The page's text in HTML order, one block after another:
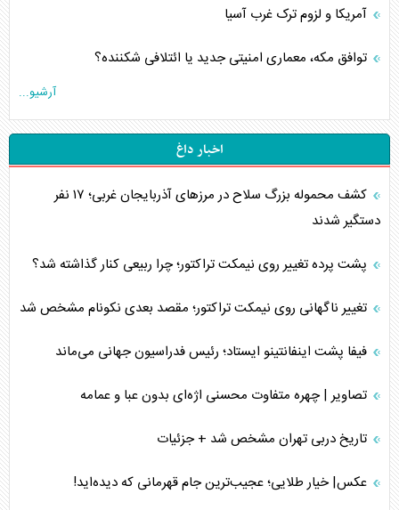
آمریکا و لزوم ترک غرب آسیا
توافق مکه، معماری امنیتی جدید یا ائتلافی شکننده؟
آرشیو...
اخبار داغ
کشف محموله بزرگ سلاح در مرزهای آذربایجان غربی؛ ۱۷ نفر
دستگیر شدند
پشت پرده تغییر روی نیمکت تراکتور؛ چرا ربیعی کنار گذاشته شد؟
تغییر ناگهانی روی نیمکت تراکتور؛ مقصد بعدی نکونام مشخص شد
فیفا پشت اینفانتینو ایستاد؛ رئیس فدراسیون جهانی می‌ماند
تصاویر | چهره متفاوت محسنی اژه‌ای بدون عبا و عمامه
تاریخ دربی تهران مشخص شد + جزئیات
عکس| خیار طلایی؛ عجیب‌ترین جام قهرمانی که دیده‌اید!